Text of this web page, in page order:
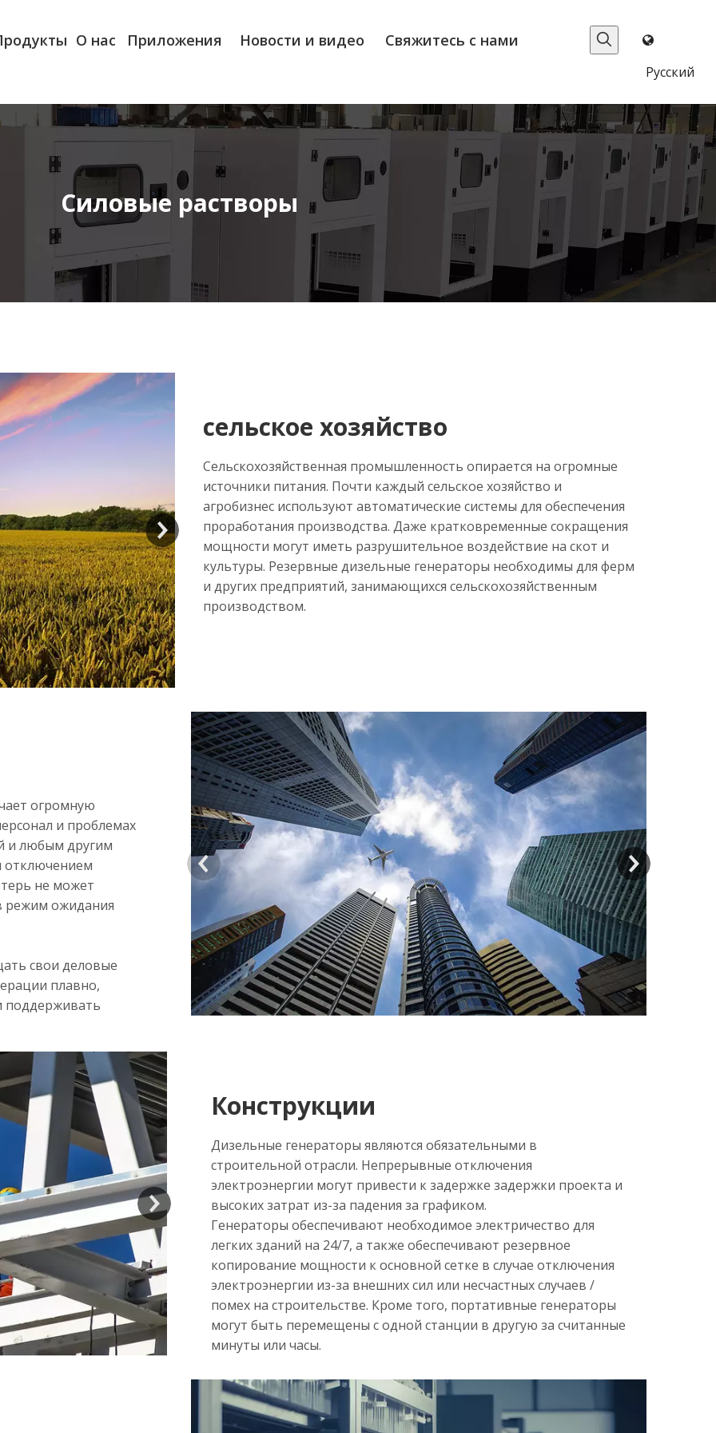
О нас Приложения Новости и видео Свяжитесь с нами
Pусский
Силовые растворы
сельское хозяйство
Сельскохозяйственная промышленность опирается на огромные
источники питания. Почти каждый сельское хозяйство и
агробизнес используют автоматические системы для обеспечения
проработания производства. Даже кратковременные сокращения
мощности могут иметь разрушительное воздействие на скот и
культуры. Резервные дизельные генераторы необходимы для ферм
и других предприятий, занимающихся сельскохозяйственным
производством.
огромную
и проблемах
и любым другим
отключением
не может
режим ожидания
свои деловые
плавно,
поддерживать
Конструкции
Дизельные генераторы являются обязательными в
строительной отрасли. Непрерывные отключения
электроэнергии могут привести к задержке задержки проекта и
высоких затрат из-за падения за графиком.
Генераторы обеспечивают необходимое электричество для
легких зданий на 24/7, а также обеспечивают резервное
копирование мощности к основной сетке в случае отключения
электроэнергии из-за внешних сил или несчастных случаев /
помех на строительстве. Кроме того, портативные генераторы
могут быть перемещены с одной станции в другую за считанные
минуты или часы.